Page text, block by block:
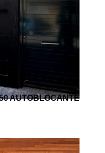
AUTOBLOCANTE